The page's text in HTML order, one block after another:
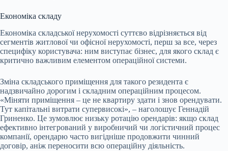
Економіка складу
Економіка складської нерухомості суттєво відрізняється від
сегментів житлової чи офісної нерухомості, перш за все, через
специфіку користувача: ним виступає бізнес, для якого склад є
критично важливим елементом операційної системи.
Зміна складського приміщення для такого резидента є
надзвичайно дорогим і складним операційним процесом.
«Міняти приміщення – це не квартиру здати і знов орендувати.
Тут капітальні витрати супервисокі», – наголошує Геннадій
Гриненко. Це зумовлює низьку ротацію орендарів: якщо склад
ефективно інтегрований у виробничий чи логістичний процес
компанії, орендарю часто вигідніше продовжити чинний
договір, аніж переносити всю операційну діяльність.